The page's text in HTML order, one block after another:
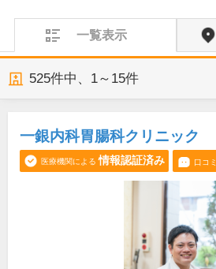
一覧表示
525件中、 1～15件
一銀内科胃腸科クリニック
医療機関による 情報認証済み 口コミ